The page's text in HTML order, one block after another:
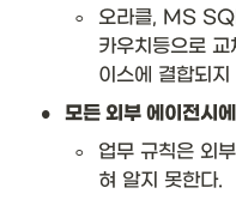
◦
오라클, MS
카우치등으로 교
이스에 결합되지
• 모든 외부 에이전시
◦
업무 규칙은 외
혀 알지 못한다.